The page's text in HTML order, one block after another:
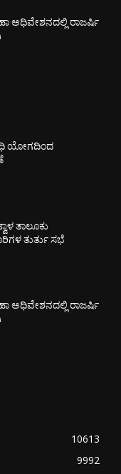
ಅಧಿವೇಶನದಲ್ಲಿ ರಾಜರ್ಷಿ
ಯೋಗದಿಂದ
ತಾಲೂಕು
ತುರ್ತು ಸಭೆ
ಅಧಿವೇಶನದಲ್ಲಿ ರಾಜರ್ಷಿ
10613
9992